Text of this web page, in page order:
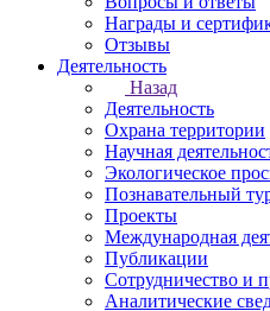
Награды и
Отзывы
Деятельность
Назад
Деятельность
Охрана территории
Научная
Экологическое
Познавательный
Проекты
Международная
Публикации
Сотрудничество и
Аналитические